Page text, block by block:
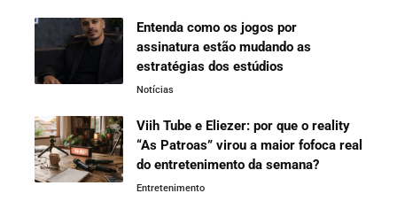
Entenda como os jogos por
assinatura estão mudando as
estratégias dos estúdios
Notícias
Viih Tube e Eliezer: por que o reality
“As Patroas” virou a maior fofoca real
do entretenimento da semana?
Entretenimento